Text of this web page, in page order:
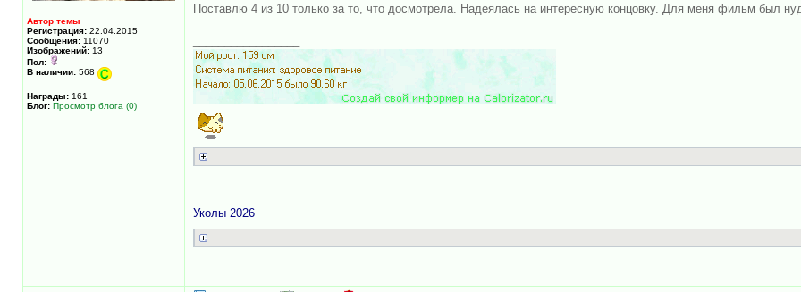
Автор темы
Регистрация: 22.04.2015
Сообщения: 11070
Изображений: 13
Пол:
В наличии: 568
Награды: 161
Блог: Просмотр блога (0)
Поставлю 4 из 10 только за то, что досмотрела. Надеялась на интересную концовку. Для меня фильм был
Уколы 2026